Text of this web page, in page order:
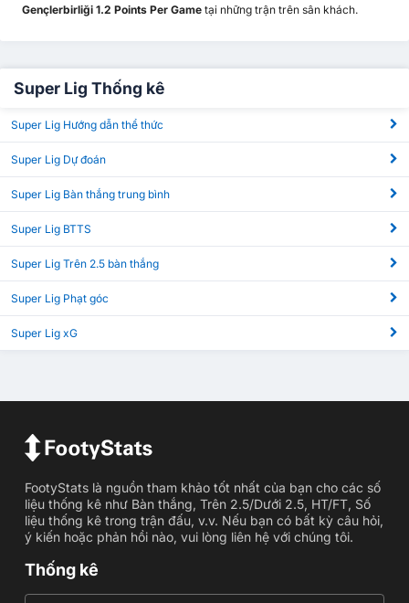
Gençlerbirliği 1.2 Points Per Game tại những trận trên sân khách.
Super Lig Thống kê
Super Lig Hướng dẫn thể thức
Super Lig Dự đoán
Super Lig Bàn thắng trung bình
Super Lig BTTS
Super Lig Trên 2.5 bàn thắng
Super Lig Phạt góc
Super Lig xG
FootyStats là nguồn tham khảo tốt nhất của bạn cho các số
liệu thống kê như Bàn thắng, Trên 2.5/Dưới 2.5, HT/FT, Số
liệu thống kê trong trận đấu, v.v. Nếu bạn có bất kỳ câu hỏi,
ý kiến hoặc phản hồi nào, vui lòng liên hệ với chúng tôi.
Thống kê